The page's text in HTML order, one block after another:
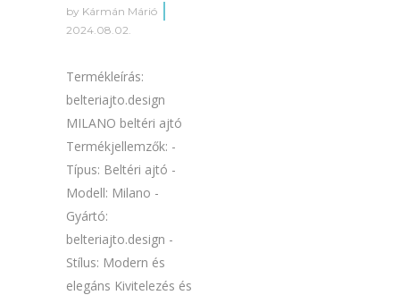
by Kármán Márió
2024.08.02.
Termékleírás:
belteriajto.design
MILANO beltéri ajtó
Termékjellemzők: -
Típus: Beltéri ajtó -
Modell: Milano -
Gyártó:
belteriajto.design -
Stílus: Modern és
elegáns Kivitelezés és